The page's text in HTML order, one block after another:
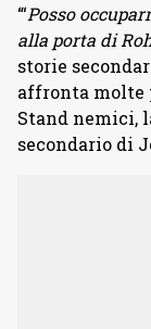
“‘Posso
alla porta di
storie
affronta molte
Stand nemici,
secondario di